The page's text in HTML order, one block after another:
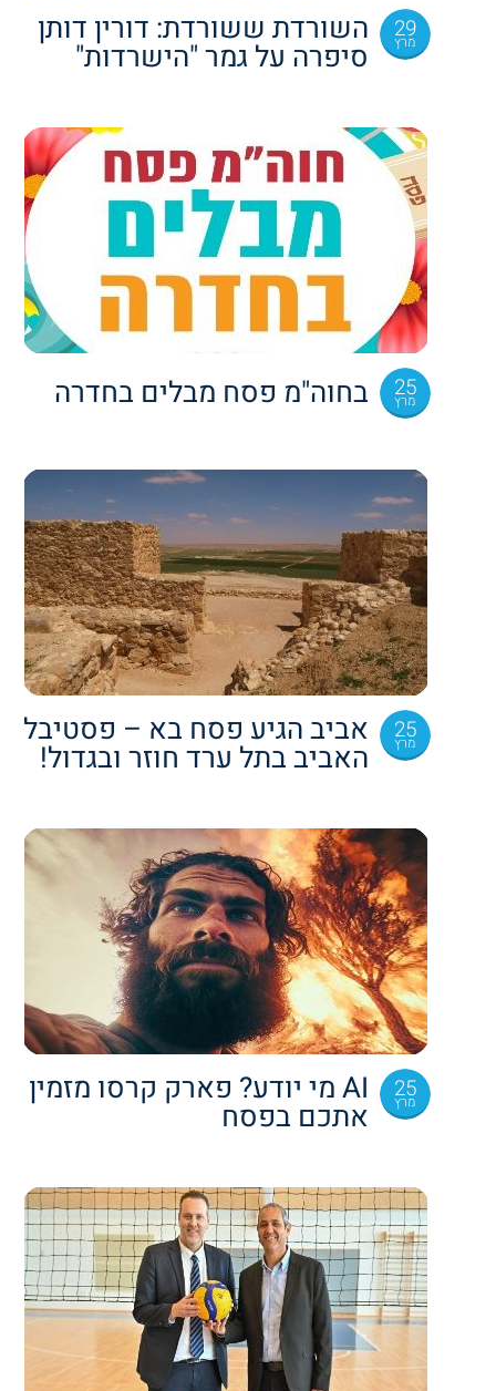
29
מרץ השורדת ששורדת: דורין דותן
סיפרה על גמר "הישרדות"
25
מרץ בחוה"מ פסח מבלים בחדרה
25
מרץ אביב הגיע פסח בא – פסטיבל
האביב בתל ערד חוזר ובגדול!
25
מרץ AI מי יודע? פארק קרסו מזמין
אתכם בפסח